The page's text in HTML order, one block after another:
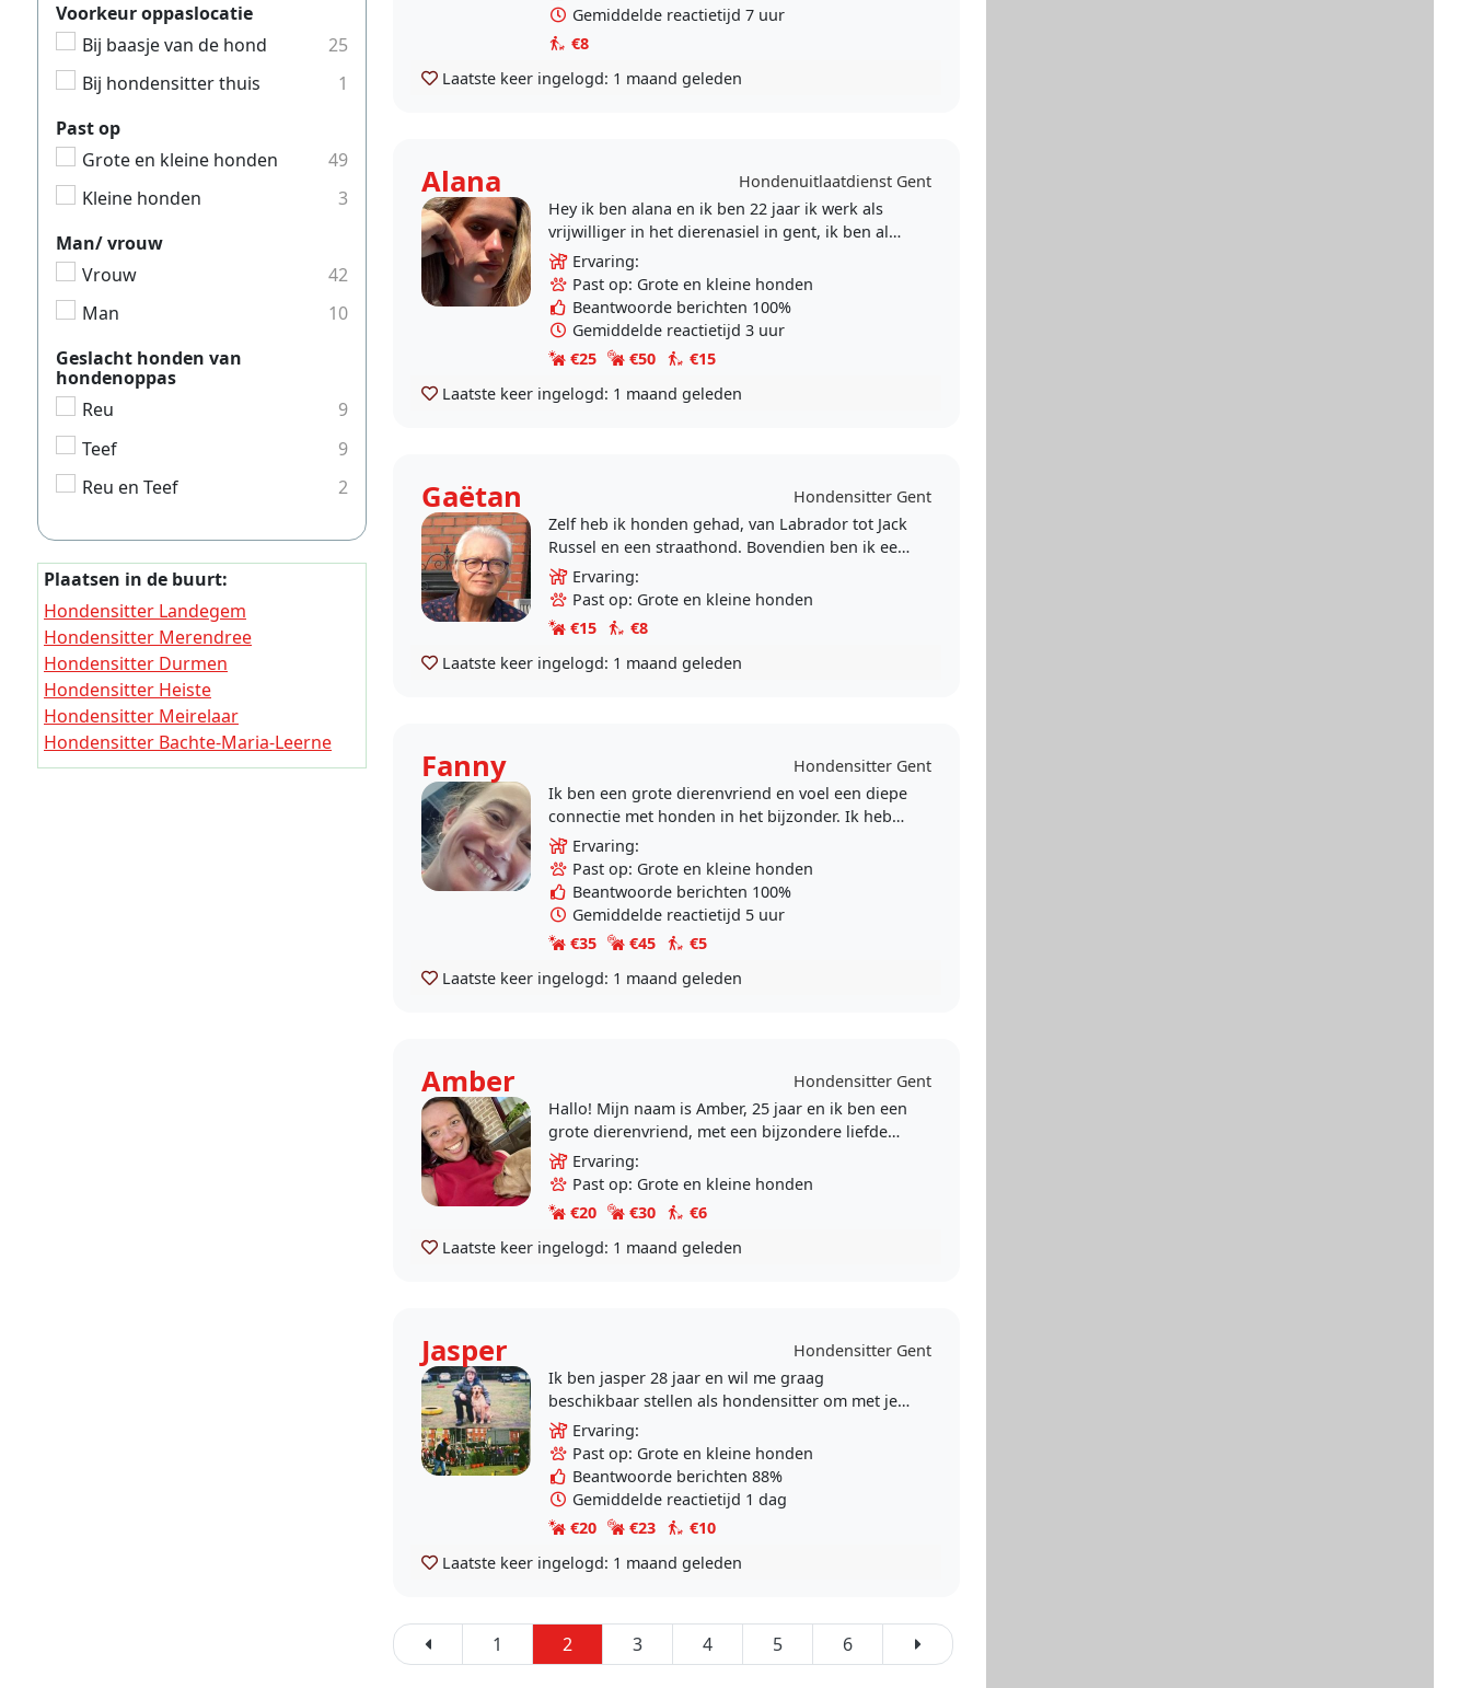
Gemiddelde reactietijd 7 uur
€8
Laatste keer ingelogd: 1 maand geleden
Alana
Hondenuitlaatdienst Gent
Hey ik ben alana en ik ben 22 jaar ik werk als
vrijwilliger in het dierenasiel in gent, ik ben al
van kleins afaan bezig met honden en wil
graag..
Ervaring:
Past op: Grote en kleine honden
Beantwoorde berichten 100%
Gemiddelde reactietijd 3 uur
€25
€50
€15
Laatste keer ingelogd: 1 maand geleden
Gaëtan
Hondensitter Gent
Zelf heb ik honden gehad, van Labrador tot Jack
Russel en een straathond. Bovendien ben ik een
fervente wandelaar
Ervaring:
Past op: Grote en kleine honden
€15
€8
Laatste keer ingelogd: 1 maand geleden
Fanny
Hondensitter Gent
Ik ben een grote dierenvriend en voel een diepe
connectie met honden in het bijzonder. Ik heb
zelf geen hond. Wel knuffel ik graag elke hond
die ik..
Ervaring:
Past op: Grote en kleine honden
Beantwoorde berichten 100%
Gemiddelde reactietijd 5 uur
€35
€45
€5
Laatste keer ingelogd: 1 maand geleden
Amber
Hondensitter Gent
Hallo! Mijn naam is Amber, 25 jaar en ik ben een
grote dierenvriend, met een bijzondere liefde
voor honden. Ik ben opgegroeid met honden,
die altijd..
Ervaring:
Past op: Grote en kleine honden
€20
€30
€6
Laatste keer ingelogd: 1 maand geleden
Jasper
Hondensitter Gent
Ik ben jasper 28 jaar en wil me graag
beschikbaar stellen als hondensitter om met je
trouwe viervoeter te gaan wandelen of bezig te
zijn wanneer jij..
Ervaring:
Past op: Grote en kleine honden
Beantwoorde berichten 88%
Gemiddelde reactietijd 1 dag
€20
€23
€10
Laatste keer ingelogd: 1 maand geleden
1 2 3 4 5 6
Voorkeur oppaslocatie
Bij baasje van de hond
25
Bij hondensitter thuis
1
Past op
Grote en kleine honden
49
Kleine honden
3
Man/ vrouw
Vrouw
42
Man
10
Geslacht honden van
hondenoppas
Reu
9
Teef
9
Reu en Teef
2
Plaatsen in de buurt:
Hondensitter Landegem
Hondensitter Merendree
Hondensitter Durmen
Hondensitter Heiste
Hondensitter Meirelaar
Hondensitter Bachte-Maria-Leerne
Hondensitter Meigemhoek